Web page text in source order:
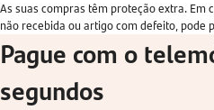
As suas compras têm proteção extra. Em
não recebida ou artigo com defeito, pode
Pague com o
segundos